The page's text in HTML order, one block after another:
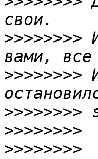
>>>>>>>>
>>>>>>>>
>>>>>>>>
>>>>>>>>
>>>>>>>>